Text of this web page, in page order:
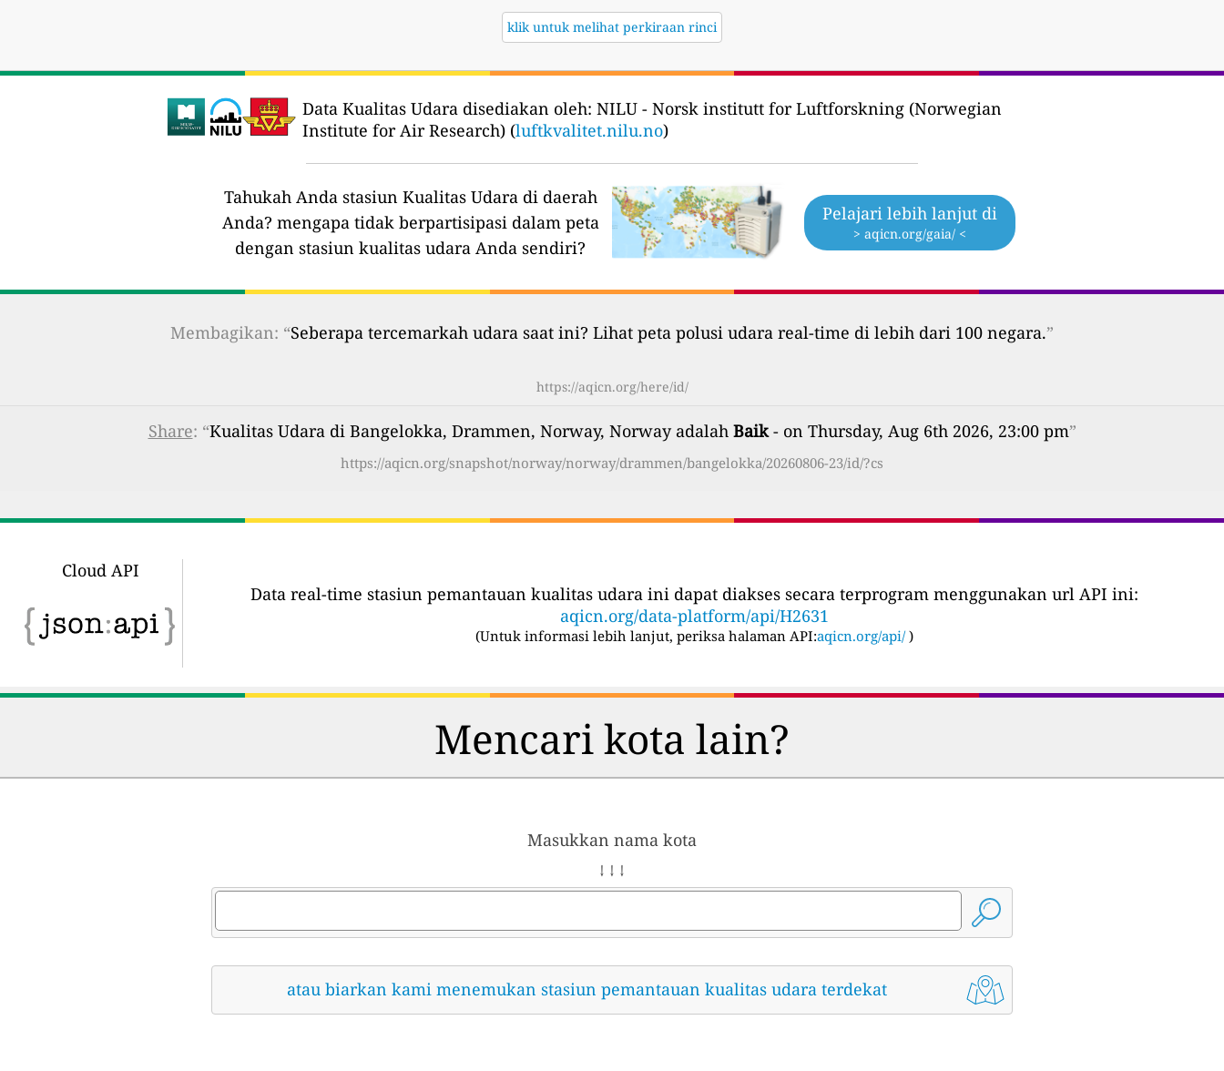
klik untuk melihat perkiraan rinci
Data Kualitas Udara disediakan oleh: NILU - Norsk institutt for Luftforskning (Norwegian
Institute for Air Research) (luftkvalitet.nilu.no)
Tahukah Anda stasiun Kualitas Udara di daerah
Anda? mengapa tidak berpartisipasi dalam peta
dengan stasiun kualitas udara Anda sendiri?
Pelajari lebih lanjut di
> aqicn.org/gaia/ <
Membagikan: “Seberapa tercemarkah udara saat ini? Lihat peta polusi udara real-time di lebih dari 100 negara.”
https://aqicn.org/here/id/
Share: “Kualitas Udara di Bangelokka, Drammen, Norway, Norway adalah Baik- on Thursday, Aug 6th 2026, 23:00 pm”
https://aqicn.org/snapshot/norway/norway/drammen/bangelokka/20260806-23/id/?cs
Cloud API
Data real-time stasiun pemantauan kualitas udara ini dapat diakses secara terprogram menggunakan url API ini:
aqicn.org/data-platform/api/H2631
(Untuk informasi lebih lanjut, periksa halaman API:aqicn.org/api/ )
Mencari kota lain?
Masukkan nama kota
↓ ↓ ↓
atau biarkan kami menemukan stasiun pemantauan kualitas udara terdekat